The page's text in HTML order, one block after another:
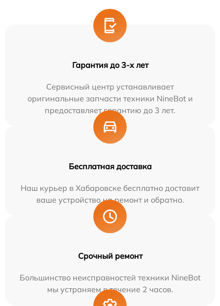
Гарантия до 3-х лет
Сервисный центр устанавливает
оригинальные запчасти техники NineBot и
предоставляет гарантию до 3 лет.
Бесплатная доставка
Наш курьер в Хабаровске бесплатно доставит
ваше устройство на ремонт и обратно.
Срочный ремонт
Большинство неисправностей техники NineBot
мы устраняем в течение 2 часов.